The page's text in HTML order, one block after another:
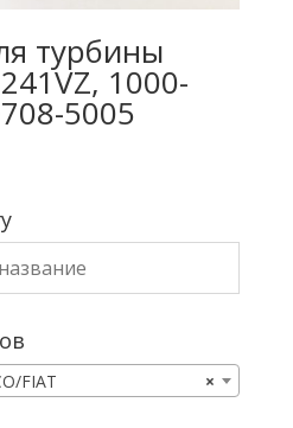
турбины
1000-
5005
×
FIAT